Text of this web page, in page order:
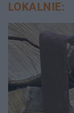
LOKALNIE: